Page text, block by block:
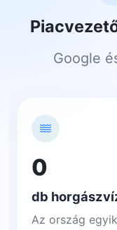
Google
0
db
Az ország